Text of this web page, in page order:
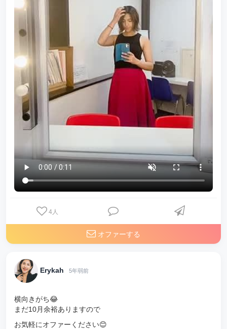
4人
オファーする
Erykah 5年弱前
横向きがち😂
まだ10月余裕ありますので
お気軽にオファーください😊